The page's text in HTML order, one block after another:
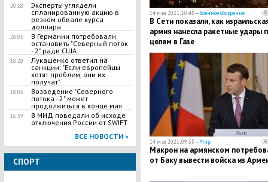
20:18
Эксперты углядели
спланированную акцию в
резком обвале курса
доллара
20:05
В Германии потребовали
остановить "Северный поток
- 2" ради США
18:20
Лукашенко ответил на
санкции: "Если европейцы
хотят проблем, они их
получат"
18:03
Возведение "Северного
потока - 2" может
продолжиться в конце мая
16:59
В МИД поведали об исходе
отключения России от SWIFT
ВСЕ НОВОСТИ »
СПОРТ
14 мая 2021, 10:45 —Военное обозрение
В Сети показали, как
армия нанесла ракетные удары
целям в Газе
14 мая 2021, 09:35 —Мир
Макрон на армянском
от Баку вывести войска из